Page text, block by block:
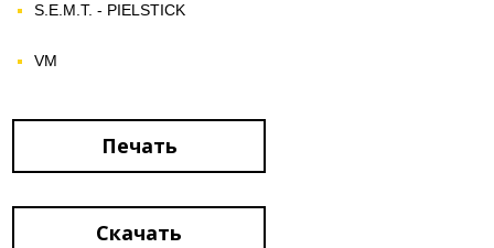
S.E.M.T. - PIELSTICK
VM
Печать
Скачать